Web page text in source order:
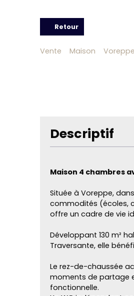
Retour
Vente Maison
Descriptif
Maison 4 chambres
Située à Voreppe,
commodités (écoles,
offre un cadre de vie
Développant 130 m²
Traversante, elle
Le rez-de-chaussée
moments de partage
fonctionnelle.